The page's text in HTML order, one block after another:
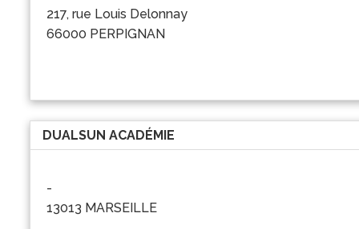
217, rue Louis Delonnay
66000 PERPIGNAN
DUALSUN ACADÉMIE
-
13013 MARSEILLE